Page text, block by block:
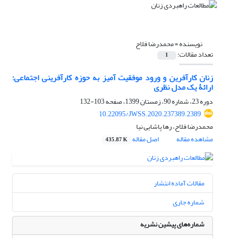
نویسنده =محمدرضا فلاح
تعداد مقالات: 1
زنان کارآفرین و ورود موفقیت‏ آمیز به حوزه کارآفرینی اجتماعی:
ارائۀ یک مدل نظری
دوره 23، شماره 90، زمستان 1399، صفحه
103-132
10.22095/JWSS.2020.237389.2389
محمدرضا فلاح، رها پاشایی نیا
مشاهده مقاله
اصل مقاله 435.87 K
مقالات آماده انتشار
شماره جاری
شماره‌های پیشین نشریه